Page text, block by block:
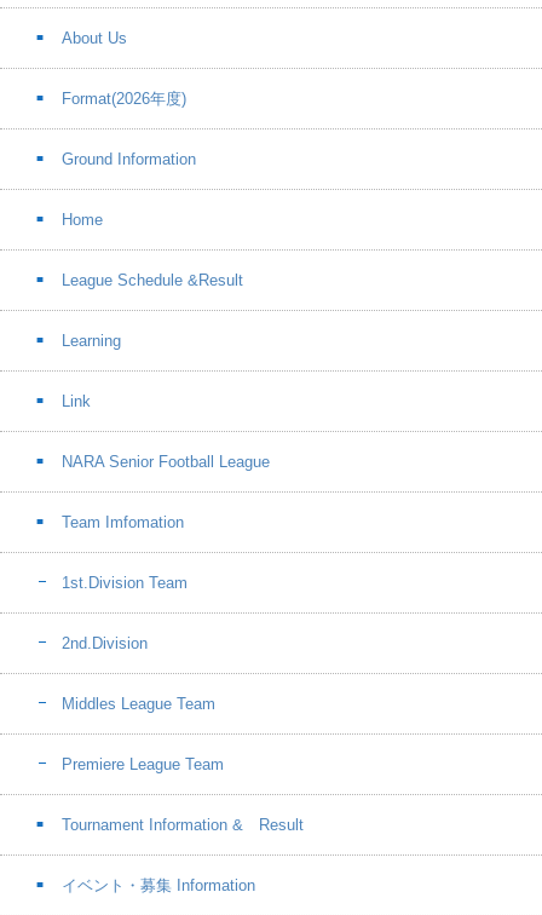
About Us
Format(2026年度)
Ground Information
Home
League Schedule &Result
Learning
Link
NARA Senior Football League
Team Imfomation
1st.Division Team
2nd.Division
Middles League Team
Premiere League Team
Tournament Information & Result
イベント・募集 Information